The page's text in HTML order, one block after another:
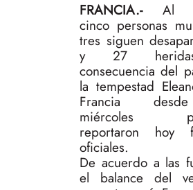
FRANCIA.- Al
cinco personas
tres siguen
y 27
consecuencia del
la tempestad
Francia
miércoles
reportaron hoy
oficiales.
De acuerdo a las
el balance del